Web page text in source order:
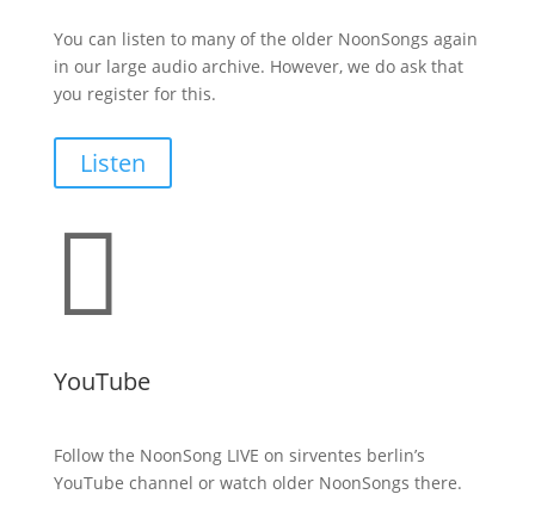
You can listen to many of the older NoonSongs again
in our large audio archive. However, we do ask that
you register for this.
Listen

YouTube
Follow the NoonSong LIVE on sirventes berlin’s
YouTube channel or watch older NoonSongs there.